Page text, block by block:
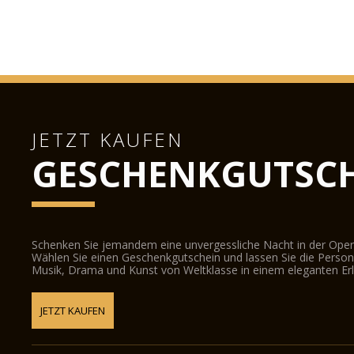
JETZT KAUFEN
Schenken Sie jemandem eine unvergessliche Nacht in der
Wählen Sie einen Geschenkgutschein und lassen Sie die
Musik, Drama und Kunst von Weltklasse in einem eleganten
JETZT KAUFEN